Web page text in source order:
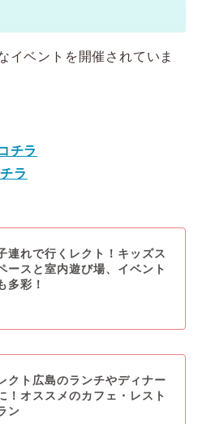
イベントを開催されていま
チラ
ラ
連れで行くレクト！キッズス
ースと室内遊び場、イベント
多彩！
クト広島のランチやディナー
！オススメのカフェ・レスト
ン